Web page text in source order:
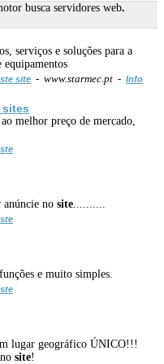
busca servidores web.
serviços e soluções para a
equipamentos
site - www.starmec.pt - Info
sites
ao melhor preço de mercado,
anúncie no site
e muito simples.
lugar geográfico ÚNICO!!!
site!